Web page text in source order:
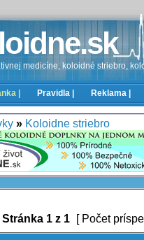
medicíne, koloidné striebro,
| Pravidla | Reklama |
» Koloidne striebro
Stránka 1 z 1 [ Počet